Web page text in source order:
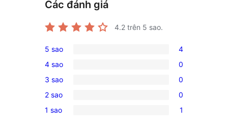
Các đánh giá
4.2 trên 5 sao.
4
5-
star
reviews
5 sao 4
0
4-
star
reviews
4 sao 0
0
3-
star
3 sao 0
0
2-
2 sao 0
1
1 sao 1